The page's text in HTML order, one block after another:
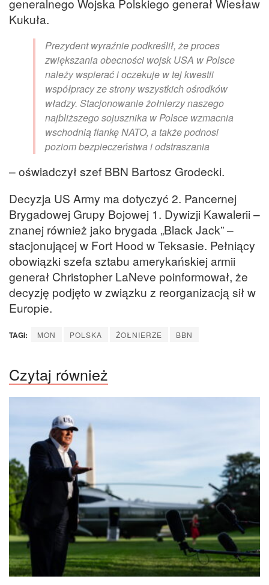
Kukuła.
Prezydent wyraźnie podkreślił, że proces
zwiększania obecności wojsk USA w Polsce
należy wspierać i oczekuje w tej kwestii
współpracy ze strony wszystkich ośrodków
władzy. Stacjonowanie żołnierzy naszego
najbliższego sojusznika w Polsce wzmacnia
wschodnią flankę NATO, a także podnosi
poziom bezpieczeństwa i odstraszania
– oświadczył szef BBN Bartosz Grodecki.
Decyzja US Army ma dotyczyć 2. Pancernej
Brygadowej Grupy Bojowej 1. Dywizji Kawalerii –
znanej również jako brygada „Black Jack” –
stacjonującej w Fort Hood w Teksasie. Pełniący
obowiązki szefa sztabu amerykańskiej armii
generał Christopher LaNeve poinformował, że
decyzję podjęto w związku z reorganizacją sił w
Europie.
TAGI: MON POLSKA ŻOŁNIERZE BBN
Czytaj również